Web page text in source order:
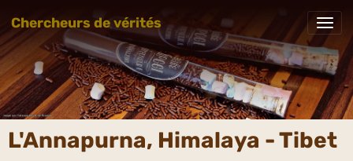
Chercheurs de vérités
L'Annapurna, Himalaya - Tibet